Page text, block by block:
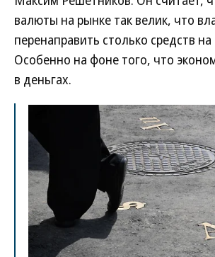
валюты на рынке так велик, что
перенаправить столько средств на
Особенно на фоне того, что
в деньгах.